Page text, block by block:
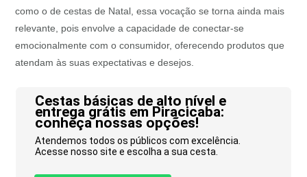
como o de cestas de Natal, essa vocação se torna ainda mais
relevante, pois envolve a capacidade de conectar-se
emocionalmente com o consumidor, oferecendo produtos que
atendam às suas expectativas e desejos.
Cestas básicas de alto nível e
entrega grátis em Piracicaba:
conheça nossas opções!
Atendemos todos os públicos com excelência.
Acesse nosso site e escolha a sua cesta.